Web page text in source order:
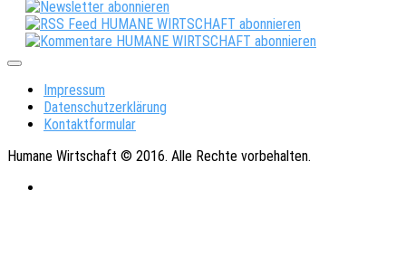
Impressum
Datenschutzerklärung
Kontaktformular
Humane Wirtschaft © 2016. Alle Rechte vorbehalten.